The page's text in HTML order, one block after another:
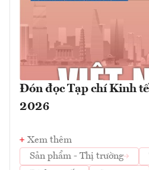
Đón đọc Tạp chí Kinh
2026
Xem thêm
Sản phẩm - Thị trường